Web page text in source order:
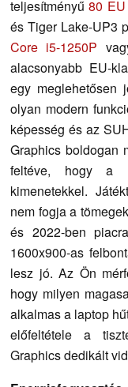
teljesítményű80
és Tiger Lake-UP3
Core i5-1250P
alacsonyabb EU-
egy meglehetősen
olyan modern
képesség és az
Graphics boldogan
feltéve, hogy a
kimenetekkel.
nem fogja a
és 2022-ben
1600x900-as
lesz jó. Az Ön
hogy milyen
alkalmas a laptop
előfeltétele a
Graphics dedikált